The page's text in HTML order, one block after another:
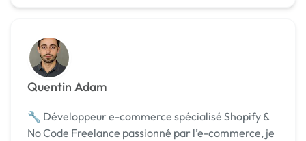
Quentin Adam
🔧 Développeur e-commerce spécialisé Shopify &
No Code Freelance passionné par l’e-commerce, je